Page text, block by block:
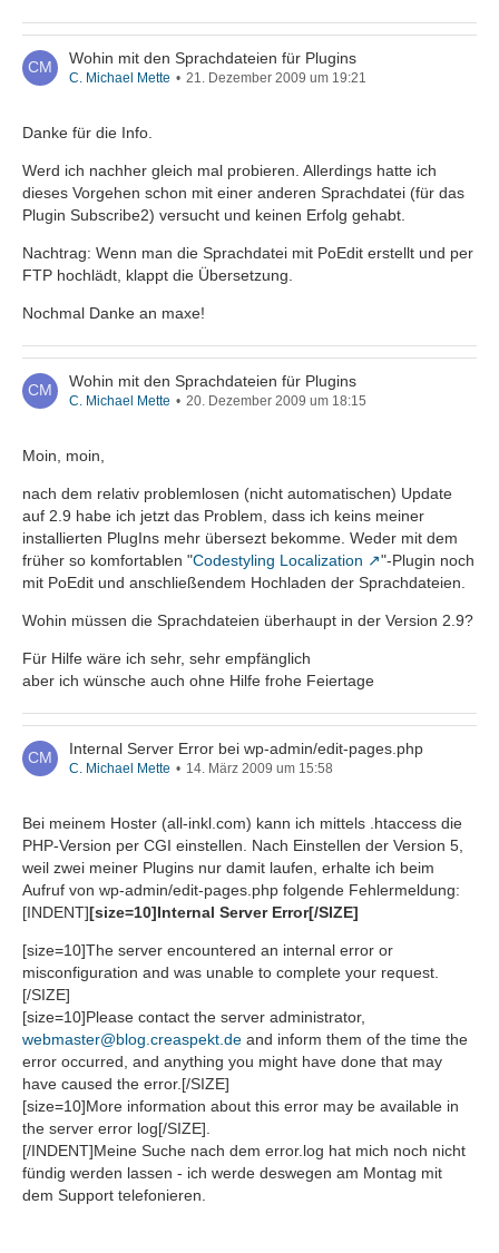
Wohin mit den Sprachdateien für Plugins
C. Michael Mette 21. Dezember 2009 um 19:21
Danke für die Info.
Werd ich nachher gleich mal probieren. Allerdings hatte ich
dieses Vorgehen schon mit einer anderen Sprachdatei (für das
Plugin Subscribe2) versucht und keinen Erfolg gehabt.
Nachtrag: Wenn man die Sprachdatei mit PoEdit erstellt und per
FTP hochlädt, klappt die Übersetzung.
Nochmal Danke an maxe!
Wohin mit den Sprachdateien für Plugins
C. Michael Mette 20. Dezember 2009 um 18:15
Moin, moin,
nach dem relativ problemlosen (nicht automatischen) Update
auf 2.9 habe ich jetzt das Problem, dass ich keins meiner
installierten PlugIns mehr übersezt bekomme. Weder mit dem
früher so komfortablen "Codestyling Localization
"-Plugin noch
mit PoEdit und anschließendem Hochladen der Sprachdateien.
Wohin müssen die Sprachdateien überhaupt in der Version 2.9?
Für Hilfe wäre ich sehr, sehr empfänglich
aber ich wünsche auch ohne Hilfe frohe Feiertage
Internal Server Error bei wp-admin/edit-pages.php
C. Michael Mette 14. März 2009 um 15:58
Bei meinem Hoster (all-inkl.com) kann ich mittels .htaccess die
PHP-Version per CGI einstellen. Nach Einstellen der Version 5,
weil zwei meiner Plugins nur damit laufen, erhalte ich beim
Aufruf von wp-admin/edit-pages.php folgende Fehlermeldung:
[INDENT][size=10]Internal Server Error[/SIZE]
[size=10]The server encountered an internal error or
misconfiguration and was unable to complete your request.
[/SIZE]
[size=10]Please contact the server administrator,
webmaster@blog.creaspekt.de and inform them of the time the
error occurred, and anything you might have done that may
have caused the error.[/SIZE]
[size=10]More information about this error may be available in
the server error log[/SIZE].
[/INDENT]Meine Suche nach dem error.log hat mich noch nicht
fündig werden lassen - ich werde deswegen am Montag mit
dem Support telefonieren.